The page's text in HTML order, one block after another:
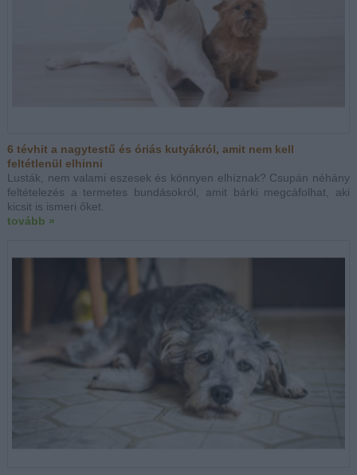
6 tévhit a nagytestű és óriás kutyákról, amit nem kell
feltétlenül elhinni
Lusták, nem valami eszesek és könnyen elhíznak? Csupán néhány
feltételezés a termetes bundásokról, amit bárki megcáfolhat, aki
kicsit is ismeri őket.
tovább »